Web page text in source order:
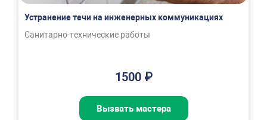
Устранение течи на инженерных коммуникациях
Санитарно-технические работы
1500 ₽
Вызвать мастера